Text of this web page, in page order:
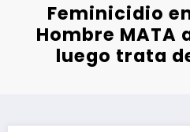
Feminicidio
Hombre MATA
luego trata